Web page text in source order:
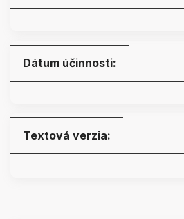
Dátum účinnosti:
Textová verzia: